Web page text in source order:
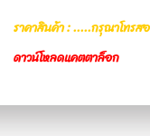
ราคาสินค้า : .....กรุณาโทรส
ดาวน์โหลดแคตตาล็อก